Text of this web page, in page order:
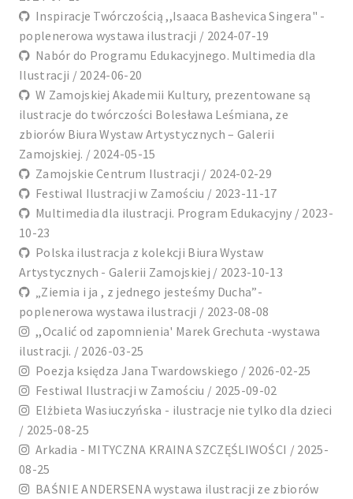
Inspiracje Twórczością ,,Isaaca Bashevica Singera" -
poplenerowa wystawa ilustracji / 2024-07-19
Nabór do Programu Edukacyjnego. Multimedia dla
Ilustracji / 2024-06-20
W Zamojskiej Akademii Kultury, prezentowane są
ilustracje do twórczości Bolesława Leśmiana, ze
zbiorów Biura Wystaw Artystycznych – Galerii
Zamojskiej. / 2024-05-15
Zamojskie Centrum Ilustracji / 2024-02-29
Festiwal Ilustracji w Zamościu / 2023-11-17
Multimedia dla ilustracji. Program Edukacyjny / 2023-
10-23
Polska ilustracja z kolekcji Biura Wystaw
Artystycznych - Galerii Zamojskiej / 2023-10-13
„Ziemia i ja , z jednego jesteśmy Ducha”-
poplenerowa wystawa ilustracji / 2023-08-08
,,Ocalić od zapomnienia' Marek Grechuta -wystawa
ilustracji. / 2026-03-25
Poezja księdza Jana Twardowskiego / 2026-02-25
Festiwal Ilustracji w Zamościu / 2025-09-02
Elżbieta Wasiuczyńska - ilustracje nie tylko dla dzieci
/ 2025-08-25
Arkadia - MITYCZNA KRAINA SZCZĘŚLIWOŚCI / 2025-
08-25
BAŚNIE ANDERSENA wystawa ilustracji ze zbiorów